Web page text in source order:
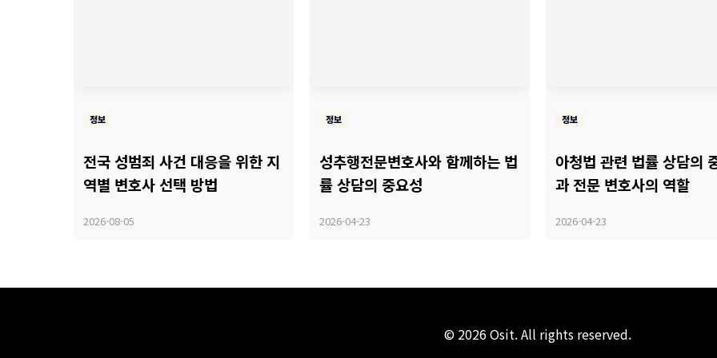
정보
전국 성범죄 사건 대응을 위한 지
역별 변호사 선택 방법
2026-08-05
정보
성추행전문변호사와 함께하는 법
률 상담의 중요성
2026-04-23
정보
아청법 관련 법률 상담의
과 전문 변호사의 역할
2026-04-23
© 2026 Osit. All rights reserved.